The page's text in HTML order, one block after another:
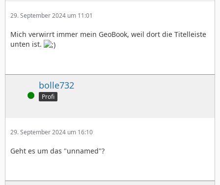
29. September 2024 um 11:01
Mich verwirrt immer mein GeoBook, weil dort die Titelleiste
unten ist.
Online
bolle732
Profi
29. September 2024 um 16:10
Geht es um das "unnamed"?